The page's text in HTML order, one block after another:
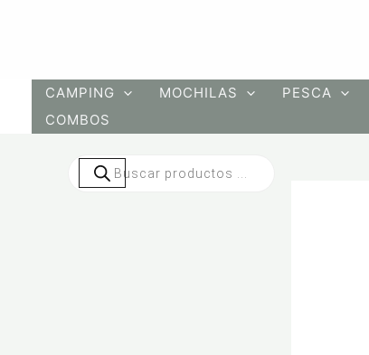
CAMPING MOCHILAS PESCA
COMBOS
Búsqueda
productos